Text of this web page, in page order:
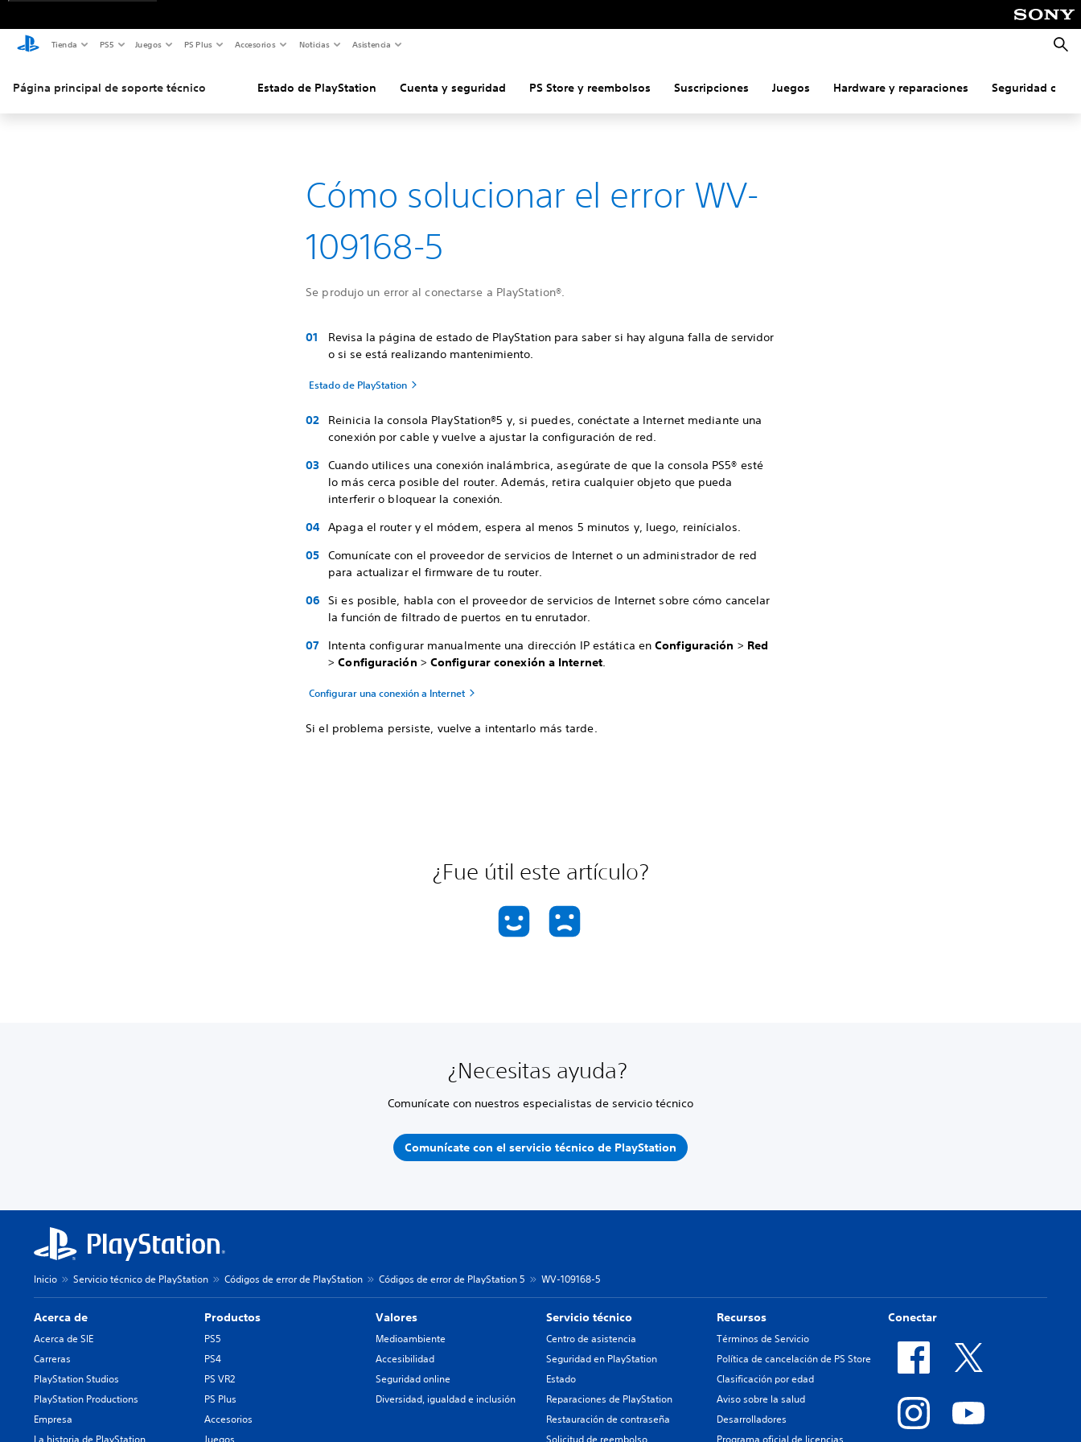
Tienda PS5 Juegos PS Plus Accesorios Noticias Asistencia
Página principal de soporte técnico Estado de PlayStation Cuenta y seguridad PS Store y reembolsos Suscripciones Juegos Hardware y reparaciones Seguridad
Cómo solucionar el error WV-
109168-5
Se produjo un error al conectarse a PlayStation®.
Revisa la página de estado de PlayStation para saber si hay alguna falla de servidor
o si se está realizando mantenimiento.
Estado de PlayStation
Reinicia la consola PlayStation®5 y, si puedes, conéctate a Internet mediante una
conexión por cable y vuelve a ajustar la configuración de red.
Cuando utilices una conexión inalámbrica, asegúrate de que la consola PS5® esté
lo más cerca posible del router. Además, retira cualquier objeto que pueda
interferir o bloquear la conexión.
Apaga el router y el módem, espera al menos 5 minutos y, luego, reinícialos.
Comunícate con el proveedor de servicios de Internet o un administrador de red
para actualizar el firmware de tu router.
Si es posible, habla con el proveedor de servicios de Internet sobre cómo cancelar
la función de filtrado de puertos en tu enrutador.
Intenta configurar manualmente una dirección IP estática enConfiguración > Red
>Configuración > Configurar conexión a Internet.
Configurar una conexión a Internet
Si el problema persiste, vuelve a intentarlo más tarde.
¿Fue útil este artículo?
¿Necesitas ayuda?
Comunícate con nuestros especialistas de servicio técnico
Comunícate con el servicio técnico de PlayStation
Inicio Servicio técnico de PlayStation Códigos de error de PlayStation Códigos de error de PlayStation 5 WV-109168-5
Acerca de
Acerca de SIE
Carreras
PlayStation Studios
PlayStation Productions
Empresa
La historia de PlayStation
Productos
PS5
PS4
PS VR2
PS Plus
Accesorios
Juegos
Valores
Medioambiente
Accesibilidad
Seguridad online
Diversidad, igualdad e inclusión
Servicio técnico
Centro de asistencia
Seguridad en PlayStation
Estado
Reparaciones de PlayStation
Restauración de contraseña
Solicitud de reembolso
Recursos
Términos de Servicio
Política de cancelación de PS Store
Clasificación por edad
Aviso sobre la salud
Desarrolladores
Programa oficial de licencias
Conectar